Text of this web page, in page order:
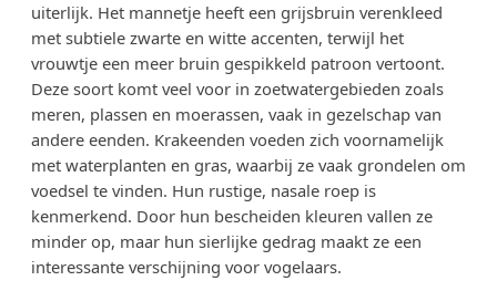
uiterlijk. Het mannetje heeft een grijsbruin verenkleed
met subtiele zwarte en witte accenten, terwijl het
vrouwtje een meer bruin gespikkeld patroon vertoont.
Deze soort komt veel voor in zoetwatergebieden zoals
meren, plassen en moerassen, vaak in gezelschap van
andere eenden. Krakeenden voeden zich voornamelijk
met waterplanten en gras, waarbij ze vaak grondelen om
voedsel te vinden. Hun rustige, nasale roep is
kenmerkend. Door hun bescheiden kleuren vallen ze
minder op, maar hun sierlijke gedrag maakt ze een
interessante verschijning voor vogelaars.